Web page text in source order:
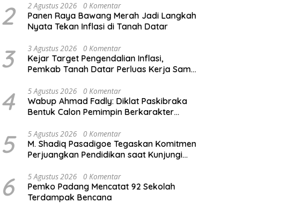
2 2 Agustus 2026 0 Komentar
Panen Raya Bawang Merah Jadi Langkah
Nyata Tekan Inflasi di Tanah Datar
3 3 Agustus 2026 0 Komentar
Kejar Target Pengendalian Inflasi,
Pemkab Tanah Datar Perluas Kerja Sama
4 5 Agustus 2026 0 Komentar
Wabup Ahmad Fadly: Diklat Paskibraka
Bentuk Calon Pemimpin Berkarakter
5 5 Agustus 2026 0 Komentar
M. Shadiq Pasadigoe Tegaskan Komitmen
Perjuangkan Pendidikan saat Kunjungi
6 5 Agustus 2026 0 Komentar
Pemko Padang Mencatat 92 Sekolah
Terdampak Bencana